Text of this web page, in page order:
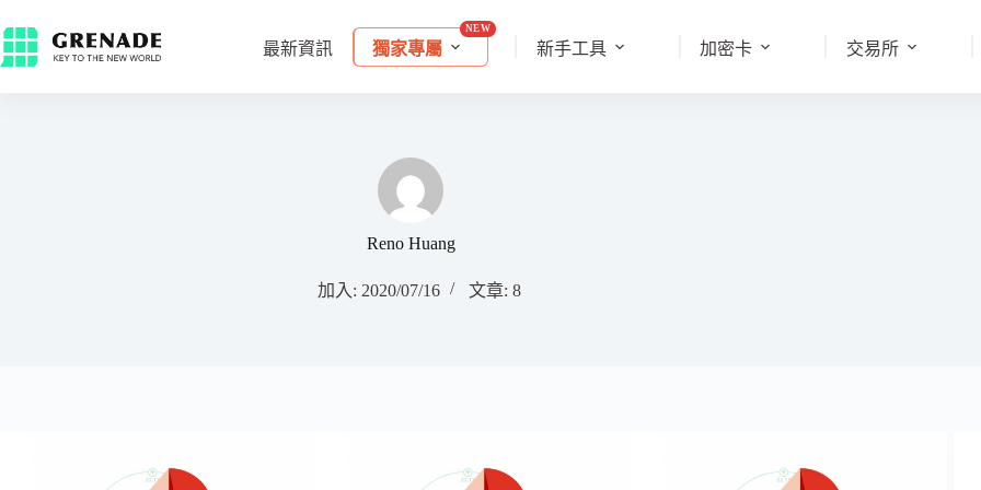
最新資訊 獨家專屬 新手工具 加密卡 交易所
Reno Huang
加入: 2020/07/16 文章: 8